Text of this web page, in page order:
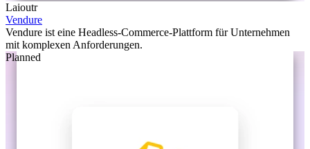
Laioutr
Vendure
Vendure ist eine Headless-Commerce-Plattform für Unternehmen
mit komplexen Anforderungen.
Planned